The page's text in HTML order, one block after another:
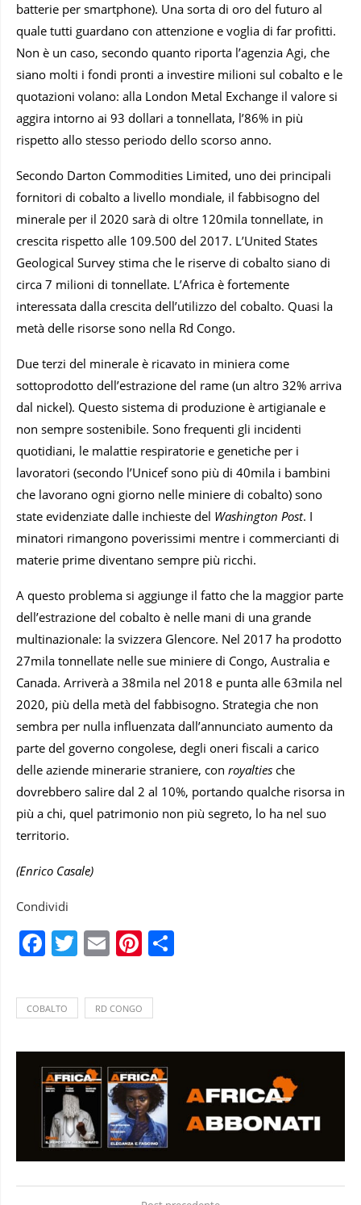
batterie per smartphone). Una sorta di oro del futuro al
quale tutti guardano con attenzione e voglia di far profitti.
Non è un caso, secondo quanto riporta l’agenzia Agi, che
siano molti i fondi pronti a investire milioni sul cobalto e le
quotazioni volano: alla London Metal Exchange il valore si
aggira intorno ai 93 dollari a tonnellata, l’86% in più
rispetto allo stesso periodo dello scorso anno.
Secondo Darton Commodities Limited, uno dei principali
fornitori di cobalto a livello mondiale, il fabbisogno del
minerale per il 2020 sarà di oltre 120mila tonnellate, in
crescita rispetto alle 109.500 del 2017. L’United States
Geological Survey stima che le riserve di cobalto siano di
circa 7 milioni di tonnellate. L’Africa è fortemente
interessata dalla crescita dell’utilizzo del cobalto. Quasi la
metà delle risorse sono nella Rd Congo.
Due terzi del minerale è ricavato in miniera come
sottoprodotto dell’estrazione del rame (un altro 32% arriva
dal nickel). Questo sistema di produzione è artigianale e
non sempre sostenibile. Sono frequenti gli incidenti
quotidiani, le malattie respiratorie e genetiche per i
lavoratori (secondo l’Unicef sono più di 40mila i bambini
che lavorano ogni giorno nelle miniere di cobalto) sono
state evidenziate dalle inchieste del Washington Post. I
minatori rimangono poverissimi mentre i commercianti di
materie prime diventano sempre più ricchi.
A questo problema si aggiunge il fatto che la maggior parte
dell’estrazione del cobalto è nelle mani di una grande
multinazionale: la svizzera Glencore. Nel 2017 ha prodotto
27mila tonnellate nelle sue miniere di Congo, Australia e
Canada. Arriverà a 38mila nel 2018 e punta alle 63mila nel
2020, più della metà del fabbisogno. Strategia che non
sembra per nulla influenzata dall’annunciato aumento da
parte del governo congolese, degli oneri fiscali a carico
delle aziende minerarie straniere, con royalties che
dovrebbero salire dal 2 al 10%, portando qualche risorsa in
più a chi, quel patrimonio non più segreto, lo ha nel suo
territorio.
(Enrico Casale)
Condividi
Facebook
Twitter
EmailPinterest
COBALTO RD CONGO